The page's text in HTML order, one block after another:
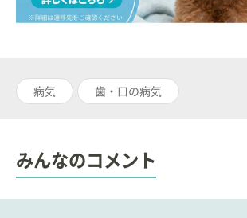
病気 歯・口の病気
みんなのコメント